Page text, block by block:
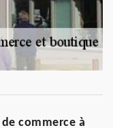
commerce à